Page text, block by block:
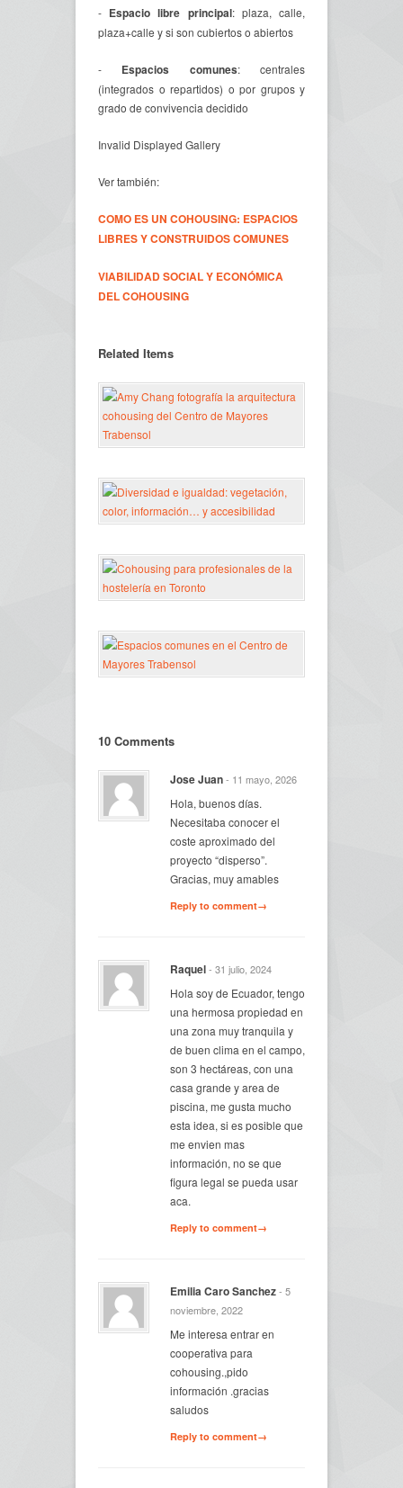
- Espacio libre principal: plaza, calle,
plaza+calle y si son cubiertos o abiertos
- Espacios comunes: centrales
(integrados o repartidos) o por grupos y
grado de convivencia decidido
Invalid Displayed Gallery
Ver también:
COMO ES UN COHOUSING: ESPACIOS
LIBRES Y CONSTRUIDOS COMUNES
VIABILIDAD SOCIAL Y ECONÓMICA
DEL COHOUSING
Related Items
10 Comments
Jose Juan- 11 mayo, 2026
Hola, buenos días.
Necesitaba conocer el
coste aproximado del
proyecto “disperso”.
Gracias, muy amables
Reply to comment→
Raquel- 31 julio, 2024
Hola soy de Ecuador, tengo
una hermosa propiedad en
una zona muy tranquila y
de buen clima en el campo,
son 3 hectáreas, con una
casa grande y area de
piscina, me gusta mucho
esta idea, si es posible que
me envien mas
información, no se que
figura legal se pueda usar
aca.
Reply to comment→
Emilia Caro Sanchez- 5
noviembre, 2022
Me interesa entrar en
cooperativa para
cohousing.,pido
información .gracias
saludos
Reply to comment→